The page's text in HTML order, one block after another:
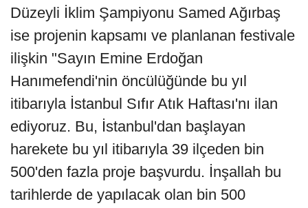
Düzeyli İklim Şampiyonu Samed Ağırbaş
ise projenin kapsamı ve planlanan festivale
ilişkin "Sayın Emine Erdoğan
Hanımefendi'nin öncülüğünde bu yıl
itibarıyla İstanbul Sıfır Atık Haftası'nı ilan
ediyoruz. Bu, İstanbul'dan başlayan
harekete bu yıl itibarıyla 39 ilçeden bin
500'den fazla proje başvurdu. İnşallah bu
tarihlerde de yapılacak olan bin 500